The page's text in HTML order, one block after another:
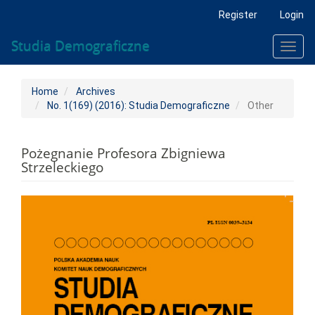
Content
Sidebar
Register Login
Studia Demograficzne
Home
Archives
No. 1(169) (2016): Studia Demograficzne
Other
Pożegnanie Profesora Zbigniewa
Strzeleckiego